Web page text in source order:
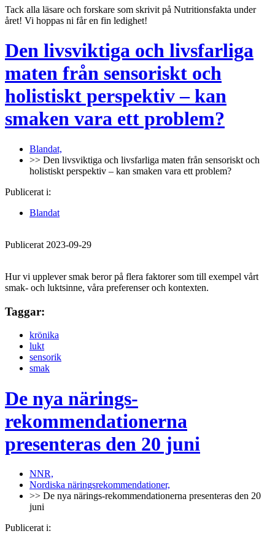
Tack alla läsare och forskare som skrivit på Nutritionsfakta under
året! Vi hoppas ni får en fin ledighet!
Den livsviktiga och livsfarliga
maten från sensoriskt och
holistiskt perspektiv – kan
smaken vara ett problem?
Blandat,
>> Den livsviktiga och livsfarliga maten från sensoriskt och
holistiskt perspektiv – kan smaken vara ett problem?
Publicerat i:
Blandat
Publicerat 2023-09-29
Hur vi upplever smak beror på flera faktorer som till exempel vårt
smak- och luktsinne, våra preferenser och kontexten.
Taggar:
krönika
lukt
sensorik
smak
De nya närings-
rekommendationerna
presenteras den 20 juni
NNR,
Nordiska näringsrekommendationer,
>> De nya närings-rekommendationerna presenteras den 20
juni
Publicerat i: